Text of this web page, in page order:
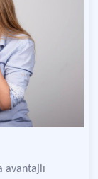
avantajlı